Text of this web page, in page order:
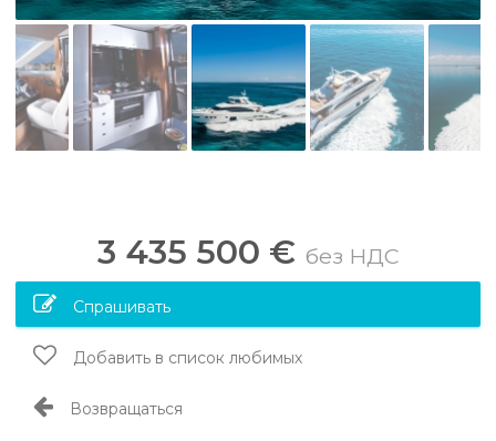
3 435 500 € без НДС
Спрашивать
Добавить в список любимых
Возвращаться